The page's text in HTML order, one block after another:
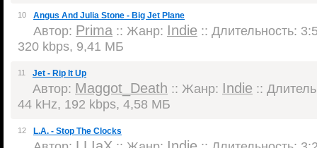
10 Angus And Julia Stone - Big Jet Plane
Автор: Prima :: Жанр: Indie :: Длительность:
320 kbps, 9,41 МБ
11 Jet - Rip It Up
Автор: Maggot_Death :: Жанр: Indie ::
44 kHz, 192 kbps, 4,58 МБ
12 L.A. - Stop The Clocks